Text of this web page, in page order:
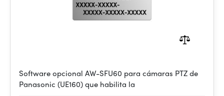
Software opcional AW-SFU60 para cámaras PTZ de
Panasonic (UE160) que habilita la